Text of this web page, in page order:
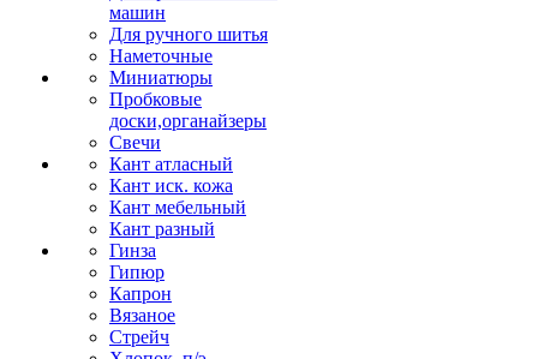
машин
Для ручного шитья
Наметочные
Миниатюры
Пробковые
доски,органайзеры
Свечи
Кант атласный
Кант иск. кожа
Кант мебельный
Кант разный
Гинза
Гипюр
Капрон
Вязаное
Стрейч